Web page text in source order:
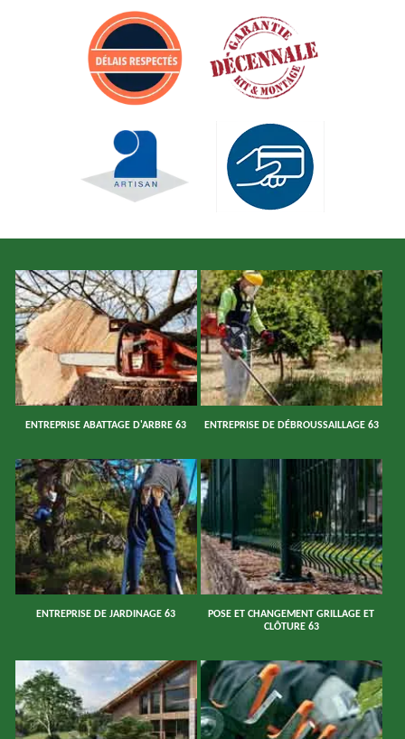
ENTREPRISE ABATTAGE D'ARBRE 63 ENTREPRISE DE DÉBROUSSAILLAGE 63
ENTREPRISE DE JARDINAGE 63
POSE ET CHANGEMENT GRILLAGE ET
CLÔTURE 63